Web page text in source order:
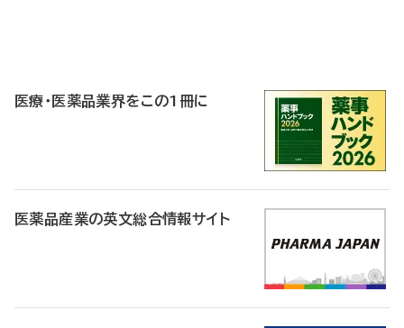
医療・医薬品業界をこの1冊に
医薬品産業の英文総合情報サイト